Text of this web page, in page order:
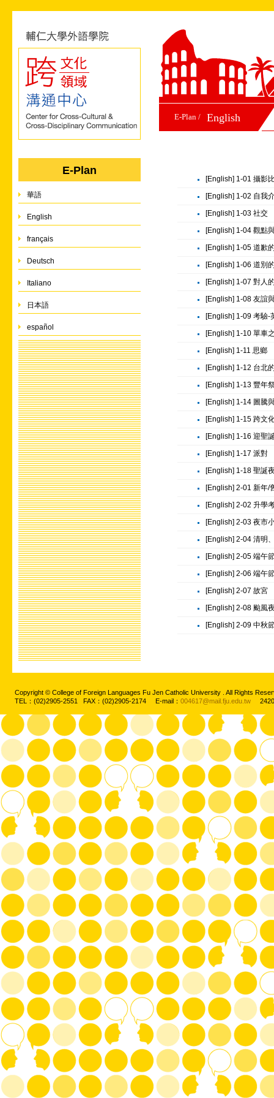
E-Plan
華語
English
français
Deutsch
Italiano
日本語
español
E-Plan / English
[English] 1-01 攝影
[English] 1-02 自我
[English] 1-03 社交
[English] 1-04 觀點
[English] 1-05 道歉
[English] 1-06 道別
[English] 1-07 對人
[English] 1-08 友誼
[English] 1-09 考驗-
[English] 1-10 單車
[English] 1-11 思鄉
[English] 1-12 台北
[English] 1-13 豐年
[English] 1-14 圖騰
[English] 1-15 跨文
[English] 1-16 迎聖
[English] 1-17 派對
[English] 1-18 聖誕
[English] 2-01 新年/
[English] 2-02 升學
[English] 2-03 夜市
[English] 2-04 清明
[English] 2-05 端午
[English] 2-06 端午
[English] 2-07 故宮
[English] 2-08 颱風
[English] 2-09 中秋
Copyright © College of Foreign Languages Fu Jen Catholic University . All Rights
TEL：(02)2905-2551 FAX：(02)2905-2174 E-mail： 004617@mail.fju.edu.tw